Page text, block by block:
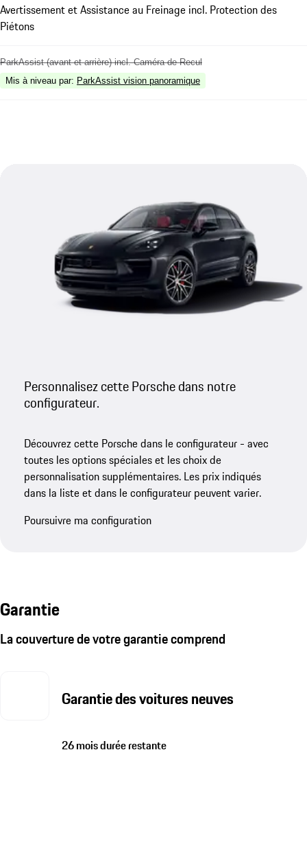
Avertissement et Assistance au Freinage incl. Protection des
Piétons
ParkAssist (avant et arrière) incl. Caméra de Recul
Mis à niveau par: ParkAssist vision panoramique
Personnalisez cette Porsche dans notre
configurateur.
Découvrez cette Porsche dans le configurateur - avec
toutes les options spéciales et les choix de
personnalisation supplémentaires. Les prix indiqués
dans la liste et dans le configurateur peuvent varier.
Poursuivre ma configuration
Garantie
La couverture de votre garantie comprend
Garantie des voitures neuves
26 mois durée restante